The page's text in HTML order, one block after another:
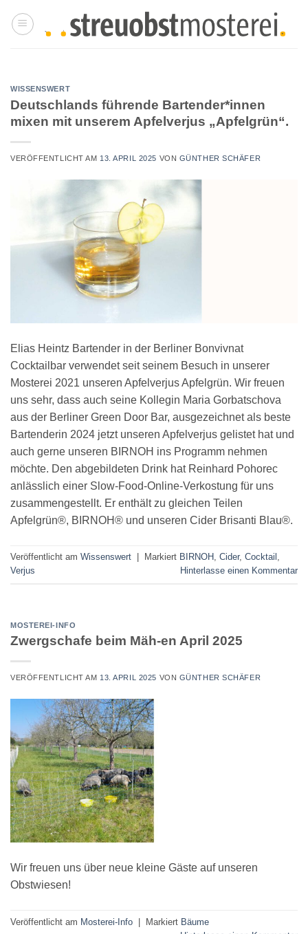
Inhalt
WISSENSWERT
Deutschlands führende Bartender*innen
mixen mit unserem Apfelverjus „Apfelgrün“.
VERÖFFENTLICHT AM 13. APRIL 2025 VON GÜNTHER SCHÄFER
Elias Heintz Bartender in der Berliner Bonvivnat
Cocktailbar verwendet seit seinem Besuch in unserer
Mosterei 2021 unseren Apfelverjus Apfelgrün. Wir freuen
uns sehr, dass auch seine Kollegin Maria Gorbatschova
aus der Berliner Green Door Bar, ausgezeichnet als beste
Bartenderin 2024 jetzt unseren Apfelverjus gelistet hat und
auch gerne unseren BIRNOH ins Programm nehmen
möchte. Den abgebildeten Drink hat Reinhard Pohorec
anlässlich einer Slow-Food-Online-Verkostung für uns
zusammengestellt. Er enthält zu gleichen Teilen
Apfelgrün®, BIRNOH® und unseren Cider Brisanti Blau®.
Veröffentlicht am Wissenswert Markiert BIRNOH Cider, Cocktail
Verjus
Hinterlasse einen Kommentar
MOSTEREI-INFO
Zwergschafe beim Mäh-en April 2025
VERÖFFENTLICHT AM 13. APRIL 2025 VON GÜNTHER SCHÄFER
Wir freuen uns über neue kleine Gäste auf unseren
Obstwiesen!
Veröffentlicht am Mosterei-Info | Markiert Bäume